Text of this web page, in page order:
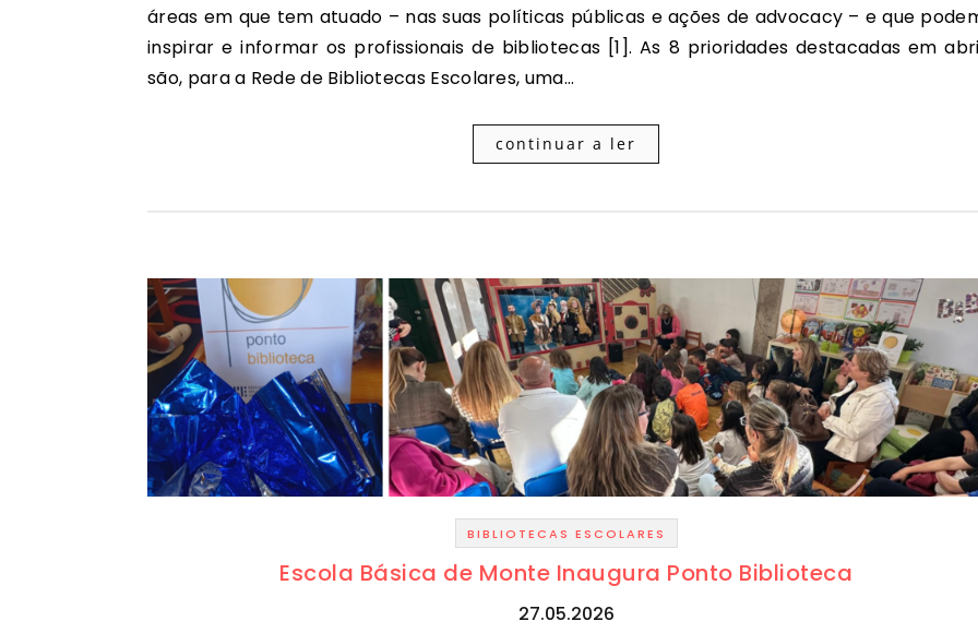
áreas em que tem atuado – nas suas políticas públicas e ações de advocacy – e que
inspirar e informar os profissionais de bibliotecas [1]. As 8 prioridades destacadas em
são, para a Rede de Bibliotecas Escolares, uma…
continuar a ler
BIBLIOTECAS ESCOLARES
Escola Básica de Monte Inaugura Ponto Biblioteca
27.05.2026